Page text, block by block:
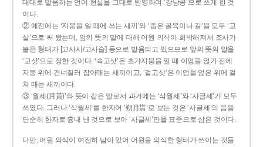
태대로 발음하는 언어 현실을 그대로 반영하여 ‘강낭콩’으로 쓰게 한 것
이다.
② 예전에는 ‘지붕을 일 때에 쓰는 새끼’와 ‘좁은 골목이나 길’을 모두 ‘고
샅’으로 써 왔는데, 앞의 뜻의 말에 대해 어원 의식이 희박해져서 조사가
붙은 형태가 [고사시/고사슬] 등으로 발음되고 있으므로 앞의 뜻의 말을
‘고삿’으로 정한 것이다. ‘속고삿’은 초가지붕을 일 때 이엉을 얹기 전에
지붕 위에 건너질러 잡아매는 새끼이고, ‘겉고삿’은 이엉을 얹은 위에 걸
쳐 매는 새끼이다.
③ ‘월세(月貰)’와 뜻이 같은 말로서 과거에는 ‘삭월세’와 ‘사글세’가 모두
쓰였다. 그러나 ‘삭월세’를 한자어 ‘朔月貰’로 보는 것은 ‘사글세’의 음을
단순히 한자로 흉내 낸 것으로 보아 ‘사글세’만을 표준으로 삼은 것이다.
다만, 어원 의식이 여전히 남아 있어 어원을 의식한 형태가 쓰이는 것들